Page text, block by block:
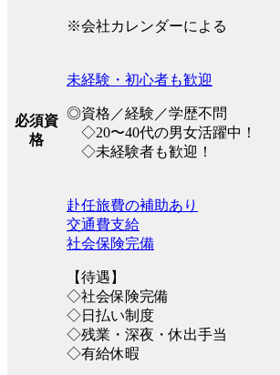
※会社カレンダーによる
必須資
格
未経験・初心者も歓迎
◎資格／経験／学歴不問
◇20〜40代の男女活躍中！
◇未経験者も歓迎！
赴任旅費の補助あり
交通費支給
社会保険完備
【待遇】
◇社会保険完備
◇日払い制度
◇残業・深夜・休出手当
◇有給休暇